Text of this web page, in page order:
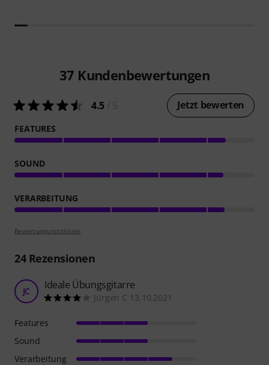
37 Kundenbewertungen
4.5 Jetzt bewerten
FEATURES
SOUND
VERARBEITUNG
Bewertungsrichtlinien
24Rezensionen
JC Ideale Übungsgitarre
Jürgen C 13.10.2021
Features
Sound
Verarbeitung